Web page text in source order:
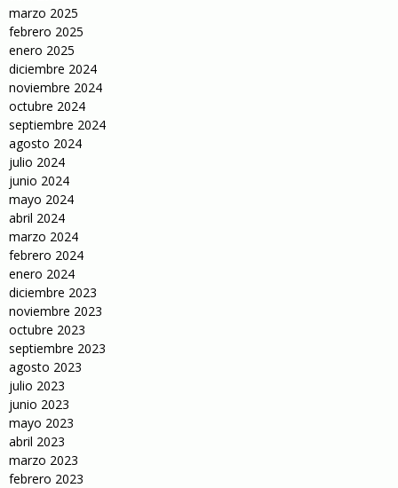
marzo 2025
febrero 2025
enero 2025
diciembre 2024
noviembre 2024
octubre 2024
septiembre 2024
agosto 2024
julio 2024
junio 2024
mayo 2024
abril 2024
marzo 2024
febrero 2024
enero 2024
diciembre 2023
noviembre 2023
octubre 2023
septiembre 2023
agosto 2023
julio 2023
junio 2023
mayo 2023
abril 2023
marzo 2023
febrero 2023